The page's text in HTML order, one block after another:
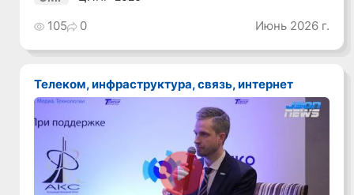
105 0 Июнь 2026 г.
Телеком, инфраструктура, связь, интернет